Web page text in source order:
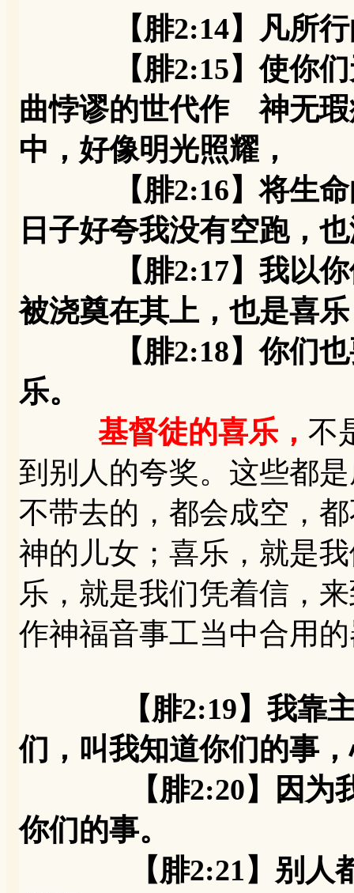
【腓2:14】凡所
【腓2:15】使你们无
曲悖谬的世代作 神无瑕
中，好像明光照耀，
【腓2:16】将生命的
日子好夸我没有空跑，
【腓2:17】我以你们
被浇奠在其上，也是喜
【腓2:18】你们也要
乐。
基督徒的喜乐， 不
到别人的夸奖。这些都
不带去的，都会成空，
神的儿女；喜乐，就是
乐，就是我们凭着信，
作神福音事工当中合用
【腓2:19】我靠
们，叫我知道你们的事
【腓2:20】因为我
你们的事。
【腓2:21】别人都